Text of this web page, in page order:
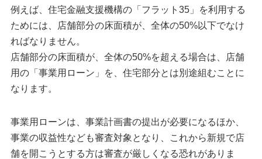
例えば、住宅金融支援機構の「フラット35」を利用する
ためには、店舗部分の床面積が、全体の50%以下でなけ
ればなりません。
店舗部分の床面積が、全体の50%を超える場合は、店舗
用の「事業用ローン」を、住宅部分とは別途組むことに
なります。
事業用ローンは、事業計画書の提出が必要になるほか、
事業の収益性なども審査対象となり、これから新規で店
舗を開こうとする方は審査が厳しくなる恐れがありま